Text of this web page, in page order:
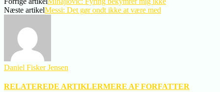
Næste artikelMessi: Det gør ondt ikke at være med
Daniel Fisker Jensen
RELATEREDE ARTIKLERMERE AF FORFATTER